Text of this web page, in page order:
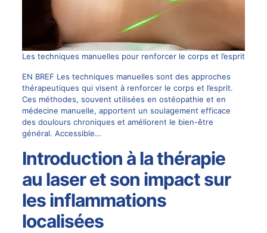
Les techniques manuelles pour renforcer le corps et l’esprit
EN BREF Les techniques manuelles sont des approches
thérapeutiques qui visent à renforcer le corps et l’esprit.
Ces méthodes, souvent utilisées en ostéopathie et en
médecine manuelle, apportent un soulagement efficace
des doulours chroniques et améliorent le bien-être
général. Accessible…
Introduction à la thérapie
au laser et son impact sur
les inflammations
localisées